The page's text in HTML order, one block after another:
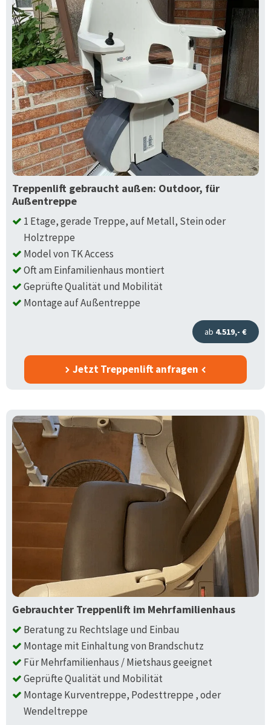
Treppenlift gebraucht außen: Outdoor, für
Außentreppe
1 Etage, gerade Treppe, auf Metall, Stein oder
Holztreppe
Model von TK Access
Oft am Einfamilienhaus montiert
Geprüfte Qualität und Mobilität
Montage auf Außentreppe
ab 4.519,- €
Jetzt Treppenlift anfragen
Gebrauchter Treppenlift im Mehrfamilienhaus
Beratung zu Rechtslage und Einbau
Montage mit Einhaltung von Brandschutz
Für Mehrfamilienhaus / Mietshaus geeignet
Geprüfte Qualität und Mobilität
Montage Kurventreppe, Podesttreppe , oder
Wendeltreppe